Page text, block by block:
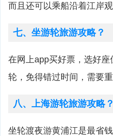
而且还可以乘船沿着江岸
七、坐游轮旅游攻略？
在网上app买好票，选好
轮，免得错过时间，需要
八、上海游轮旅游攻略？
坐轮渡夜游黄浦江是最省